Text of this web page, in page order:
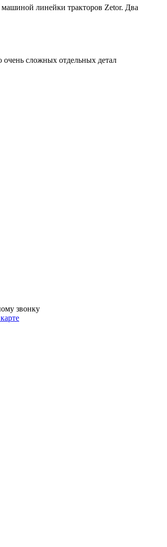
линейки тракторов Zetor. Два
очень сложных отдельных детал
звонку